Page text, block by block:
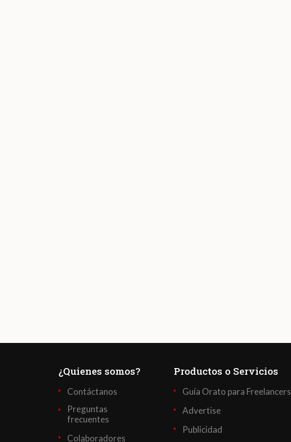
¿Quienes somos?
Contáctanos
Preguntas
frecuentes
Colaboradores
Productos o Servicios
Guía Orato para Freelancers
Advertise
Publicidad